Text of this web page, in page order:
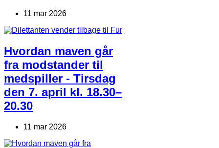
11 mar 2026
Hvordan maven går
fra modstander til
medspiller - Tirsdag
den 7. april kl. 18.30–
20.30
11 mar 2026